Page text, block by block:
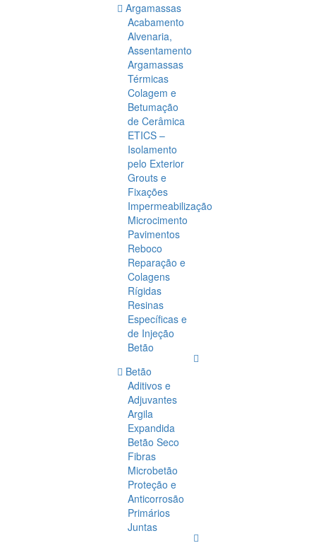
Argamassas
Acabamento
Alvenaria,
Assentamento
Argamassas
Térmicas
Colagem e
Betumação
de Cerâmica
ETICS –
Isolamento
pelo Exterior
Grouts e
Fixações
Impermeabilização
Microcimento
Pavimentos
Reboco
Reparação e
Colagens
Rígidas
Resinas
Específicas e
de Injeção
Betão
Betão
Aditivos e
Adjuvantes
Argila
Expandida
Betão Seco
Fibras
Microbetão
Proteção e
Anticorrosão
Primários
Juntas